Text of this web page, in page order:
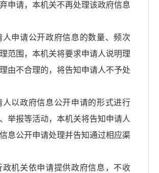
申请，本机关不再处理该政府信息
人申请公开政府信息的数量、频次
范围，本机关将要求申请人说明理
由不合理的，将告知申请人不予处
人以政府信息公开申请的形式进行
举报等活动，本机关将告知申请人
息公开申请处理并告知通过相应渠
政机关依申请提供政府信息，不收